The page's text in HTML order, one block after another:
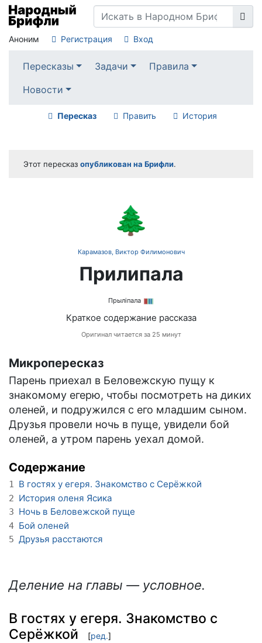
Аноним Регистрация Вход
Пересказы Задачи
Правила
Новости
Пересказ Править История
Этот пересказ опубликован на Брифли.
🌲
Карамазов, Виктор Филимонович
Прилипала
Прыліпала
Краткое содержание рассказа
Оригинал читается за 25 минут
Микропересказ
Парень приехал в Беловежскую пущу к
знакомому егерю, чтобы посмотреть на диких
оленей, и подружился с его младшим сыном.
Друзья провели ночь в пуще, увидели бой
оленей, а утром парень уехал домой.
Содержание
1 В гостях у егеря. Знакомство с Серёжкой
2 История оленя Ясика
3 Ночь в Беловежской пуще
4 Бой оленей
5 Друзья расстаются
Деление на главы — условное.
В гостях у егеря. Знакомство с
Серёжкой
[ред.]